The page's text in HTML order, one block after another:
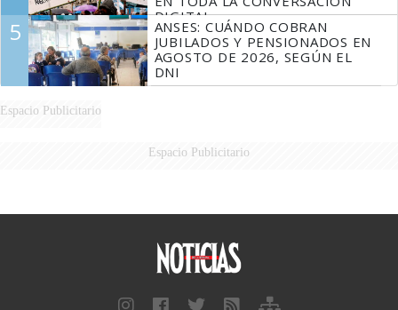
DIGITAL
5
ANSES: CUÁNDO COBRAN
JUBILADOS Y PENSIONADOS EN
AGOSTO DE 2026, SEGÚN EL
DNI
Espacio Publicitario
Espacio Publicitario